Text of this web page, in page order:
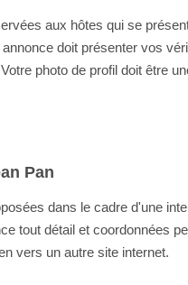
aux hôtes qui se
doit présenter vos
photo de profil doit être
Pan
dans le cadre d'une
tout détail et coordonnées
vers un autre site internet.